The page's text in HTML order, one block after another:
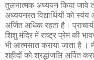
तुलनात्मक अध्ययन किया जावे
अध्ययनरत विद्यार्थियों को स्वंय
अर्जित अधिक रहता है।
शिशु मंदिर में राष्ट्र प्रेम की
भी आत्मसात कराया जाता है ।
शहीदों को श्रद्धांजलि अर्पित